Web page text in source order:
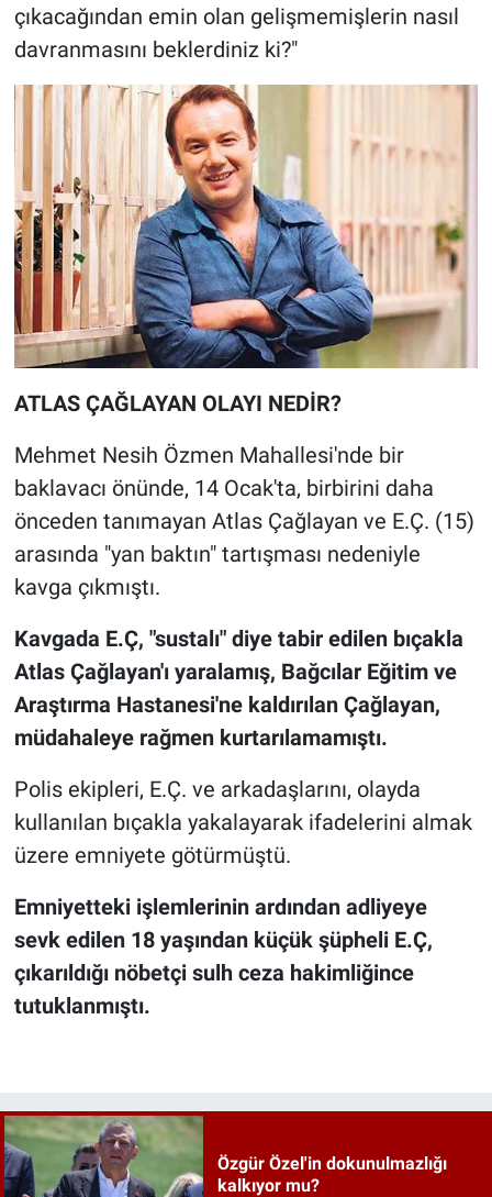
çıkacağından emin olan gelişmemişlerin nasıl
davranmasını beklerdiniz ki?"
ATLAS ÇAĞLAYAN OLAYI NEDİR?
Mehmet Nesih Özmen Mahallesi'nde bir
baklavacı önünde, 14 Ocak'ta, birbirini daha
önceden tanımayan Atlas Çağlayan ve E.Ç. (15)
arasında "yan baktın" tartışması nedeniyle
kavga çıkmıştı.
Kavgada E.Ç, "sustalı" diye tabir edilen bıçakla
Atlas Çağlayan'ı yaralamış, Bağcılar Eğitim ve
Araştırma Hastanesi'ne kaldırılan Çağlayan,
müdahaleye rağmen kurtarılamamıştı.
Polis ekipleri, E.Ç. ve arkadaşlarını, olayda
kullanılan bıçakla yakalayarak ifadelerini almak
üzere emniyete götürmüştü.
Emniyetteki işlemlerinin ardından adliyeye
sevk edilen 18 yaşından küçük şüpheli E.Ç,
çıkarıldığı nöbetçi sulh ceza hakimliğince
tutuklanmıştı.
Özgür Özel'in dokunulmazlığı
kalkıyor mu?